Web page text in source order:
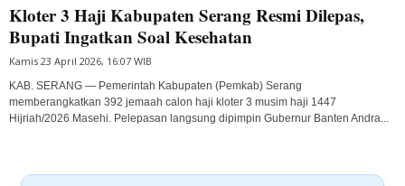
Kloter 3 Haji Kabupaten Serang Resmi Dilepas,
Bupati Ingatkan Soal Kesehatan
Kamis 23 April 2026, 16:07 WIB
KAB. SERANG — Pemerintah Kabupaten (Pemkab) Serang
memberangkatkan 392 jemaah calon haji kloter 3 musim haji 1447
Hijriah/2026 Masehi. Pelepasan langsung dipimpin Gubernur Banten Andra...